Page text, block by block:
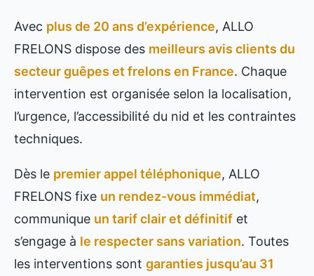
Avec plus de 20 ans d’expérience, ALLO
FRELONS dispose des meilleurs avis clients du
secteur guêpes et frelons en France. Chaque
intervention est organisée selon la localisation,
l’urgence, l’accessibilité du nid et les contraintes
techniques.
Dès le premier appel téléphonique, ALLO
FRELONS fixe un rendez-vous immédiat,
communique un tarif clair et définitif et
s’engage à le respecter sans variation. Toutes
les interventions sont garanties jusqu’au 31